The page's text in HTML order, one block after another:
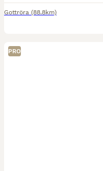
Gottröra (88.8km)
PRO